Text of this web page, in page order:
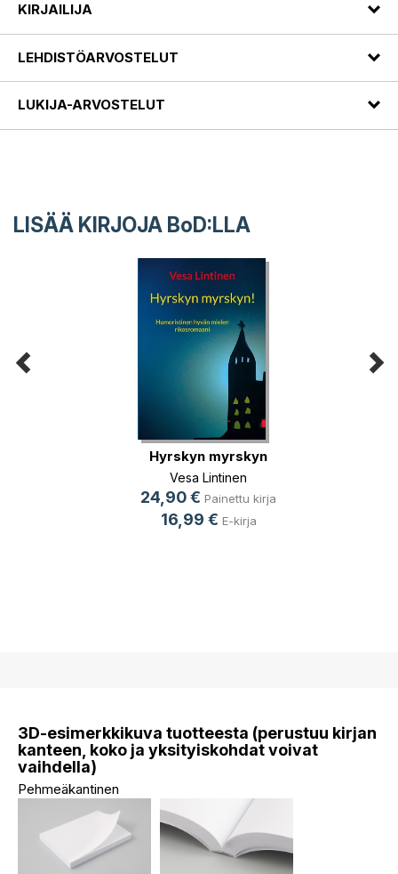
KIRJAILIJA
LEHDISTÖARVOSTELUT
LUKIJA-ARVOSTELUT
LISÄÄ KIRJOJA BoD:LLA
Hyrskyn myrskyn
Vesa Lintinen
24,90 € Painettu kirja
16,99 € E-kirja
3D-esimerkkikuva tuotteesta (perustuu kirjan
kanteen, koko ja yksityiskohdat voivat
vaihdella)
Pehmeäkantinen